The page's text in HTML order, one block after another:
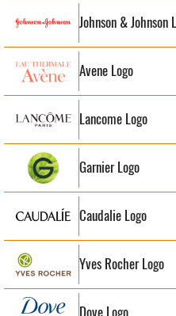
Johnson & Johnson
Avene Logo
Lancome Logo
Garnier Logo
Caudalie Logo
Yves Rocher Logo